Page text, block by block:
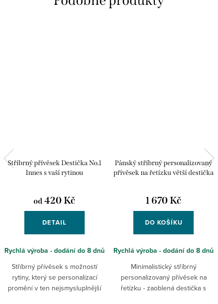
Stříbrný přívěsek Destička No.1
Innes s vaší rytinou
od 420 Kč
DETAIL
Rychlá výroba - dodání do 8 dnů
Stříbrný přívěsek s možností
rytiny, který se personalizací
promění v ten nejsmysluplnější
Pánský stříbrný personalizovaný
přívěsek na řetízku větší destička
1 670 Kč
DO KOŠÍKU
Rychlá výroba - dodání do 8 dnů
Minimalistický stříbrný
personalizovaný přívěsek na
řetízku - zaoblená destička s